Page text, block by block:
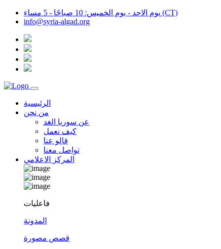
يوم الاحد - يوم الخميس: 10 صباحًا - 5 مساء (CT)
info@syria-algad.org
الرئيسية
من نحن
عن سوريا الغد
كيف نعمل
قالو عنا
تواصل معنا
المركز الاعلامي
فاعليات
المدونة
قصص مصورة